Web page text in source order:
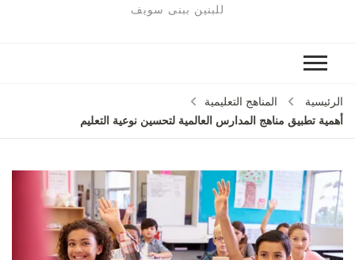
للبنين ببنى سويف
الرئيسية
المناهج التعليمية
أهمية تطبيق مناهج المدارس العالمية لتحسين نوعية التعليم